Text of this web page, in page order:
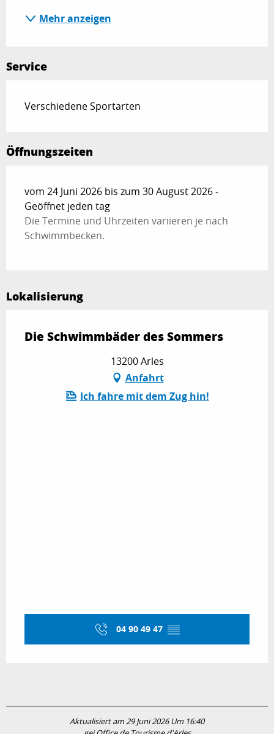
Mehr anzeigen
Service
Verschiedene Sportarten
Öffnungszeiten
vom 24 Juni 2026 bis zum 30 August 2026 -
Geöffnet jeden tag
Die Termine und Uhrzeiten variieren je nach
Schwimmbecken.
Lokalisierung
Die Schwimmbäder des Sommers
13200 Arles
Anfahrt
Ich fahre mit dem Zug hin!
04 90 49 47 ▒▒
Aktualisiert am 29 Juni 2026 Um 16:40